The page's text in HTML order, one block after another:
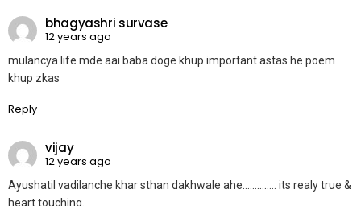
bhagyashri survase
12 years ago
mulancya life mde aai baba doge khup important astas he poem
khup zkas
Reply
vijay
12 years ago
Ayushatil vadilanche khar sthan dakhwale ahe………….. its realy true &
heart touching.